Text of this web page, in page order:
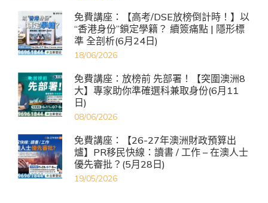
免費講座：【高考/DSE放榜倒計時！】以
“香港身份”鎖定學籍？ 續簽痛點 | 隱形標
準 全剖析(6月24日)
18/06/2026
免費講座：放榜前 先部署！【突圍澳洲8
大】專家助你準確選科兼取身份(6月11
日)
08/06/2026
免費講座：【26-27年澳洲財政預算出
爐】PR移民快線：讀書 / 工作 – 在澳人士
優先審批？(5月28日)
19/05/2026